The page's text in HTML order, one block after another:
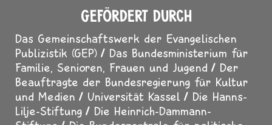
GEFÖRDERT DURCH
Das Gemeinschaftswerk der Evangelischen
Publizistik (GEP)
Das Bundesministerium für
Familie, Senioren, Frauen und Jugend
Der
Beauftragte der Bundesregierung für Kultur
und Medien
Universität Kassel
Die Hanns-
Lilje-Stiftung
Die Heinrich-Dammann-